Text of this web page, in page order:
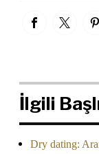
İlgili
Dry dating: